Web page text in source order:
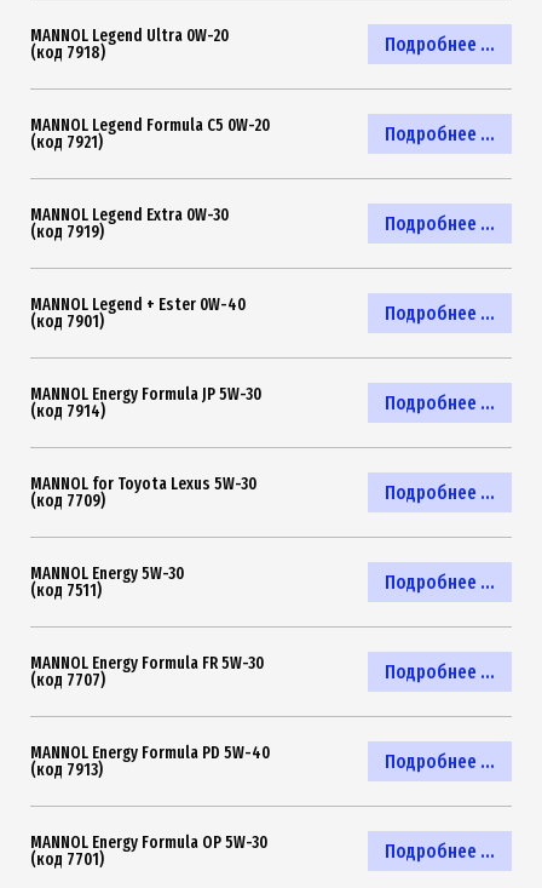
Подробнее ...
MANNOL Legend Ultra 0W-20
(код 7918)
Подробнее ...
MANNOL Legend Formula C5 0W-20
(код 7921)
Подробнее ...
MANNOL Legend Extra 0W-30
(код 7919)
Подробнее ...
MANNOL Legend + Ester 0W-40
(код 7901)
Подробнее ...
MANNOL Energy Formula JP 5W-30
(код 7914)
Подробнее ...
MANNOL for Toyota Lexus 5W-30
(код 7709)
Подробнее ...
MANNOL Energy 5W-30
(код 7511)
Подробнее ...
MANNOL Energy Formula FR 5W-30
(код 7707)
Подробнее ...
MANNOL Energy Formula PD 5W-40
(код 7913)
Подробнее ...
MANNOL Energy Formula OP 5W-30
(код 7701)